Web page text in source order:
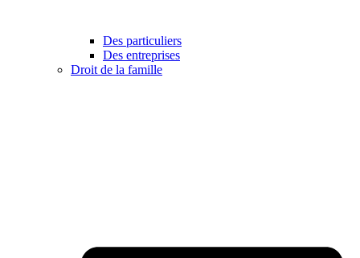
Des particuliers
Des entreprises
Droit de la famille